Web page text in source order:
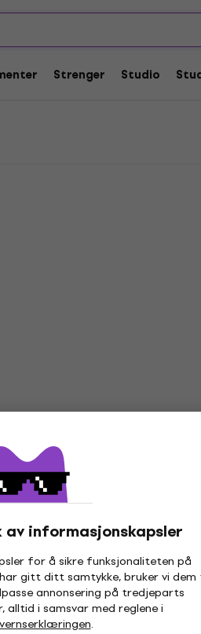
Strenger Studio
av informasjonskapsler
for å sikre funksjonaliteten på
gitt ditt samtykke, bruker vi dem
annonsering på tredjeparts
i samsvar med reglene i
.